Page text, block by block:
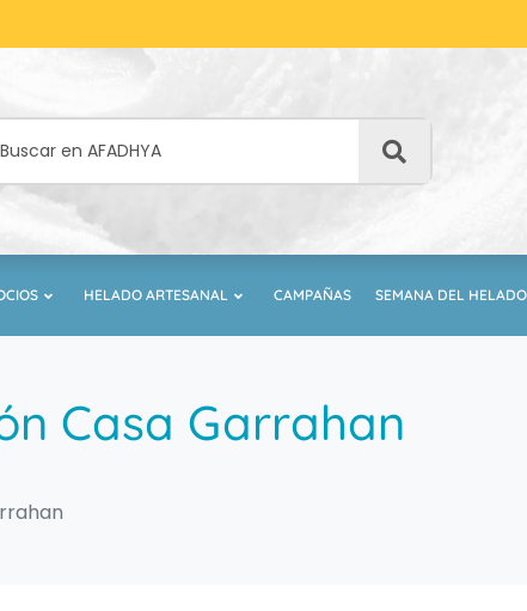
HELADO ARTESANAL CAMPAÑAS SEMANA DEL HELADO
Casa Garrahan